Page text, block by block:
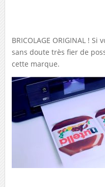
BRICOLAGE ORIGINAL ! Si
sans doute très fier de
cette marque.